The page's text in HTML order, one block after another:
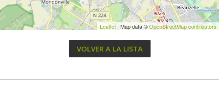
Leaflet| Map data ©OpenStreetMap contributors
VOLVER A LA LISTA